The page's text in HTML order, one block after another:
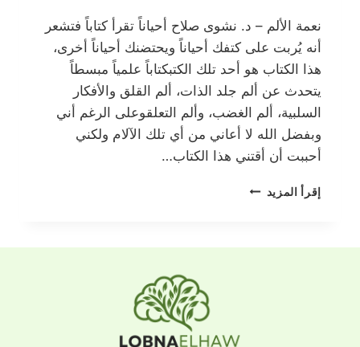
نعمة الألم – د. نشوى صلاح أحياناً تقرأ كتاباً فتشعر
أنه يُربت على كتفك أحياناً ويحتضنك أحياناً أخرى،
هذا الكتاب هو أحد تلك الكتبكتاباً علمياً مبسطاً
يتحدث عن ألم جلد الذات، ألم القلق والأفكار
السلبية، ألم الغضب، وألم التعلقوعلى الرغم أني
وبفضل الله لا أعاني من أي تلك الآلام ولكني
أحببت أن أقتني هذا الكتاب…
إقرأ المزيد نعمة